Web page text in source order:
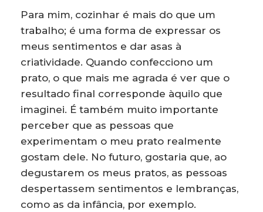
Para mim, cozinhar é mais do que um
trabalho; é uma forma de expressar os
meus sentimentos e dar asas à
criatividade. Quando confecciono um
prato, o que mais me agrada é ver que o
resultado final corresponde àquilo que
imaginei. É também muito importante
perceber que as pessoas que
experimentam o meu prato realmente
gostam dele. No futuro, gostaria que, ao
degustarem os meus pratos, as pessoas
despertassem sentimentos e lembranças,
como as da infância, por exemplo.